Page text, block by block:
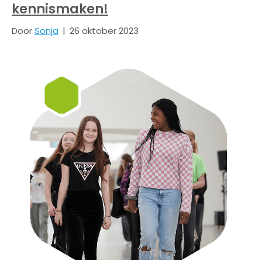
kennismaken!
DoorSonja | 26 oktober 2023